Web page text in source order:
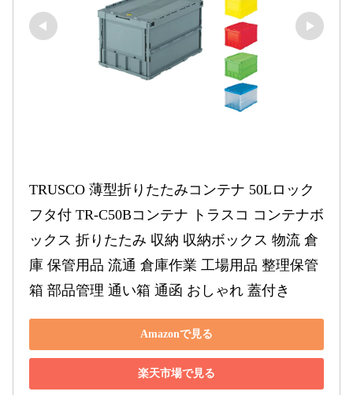
TRUSCO 薄型折りたたみコンテナ 50Lロック
フタ付 TR-C50Bコンテナ トラスコ コンテナボ
ックス 折りたたみ 収納 収納ボックス 物流 倉
庫 保管用品 流通 倉庫作業 工場用品 整理保管
箱 部品管理 通い箱 通函 おしゃれ 蓋付き
Amazonで見る
楽天市場で見る